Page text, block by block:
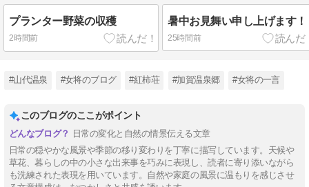
プランター野菜の収穫
2時間前
暑中お見舞い申し上げます！
25時間前
#山代温泉 #女将のブログ #紅柿荘 #加賀温泉郷 #女将の一言
このブログのここがポイント
日常の変化と自然の情景伝える文章
日常の穏やかな風景や季節の移り変わりを丁寧に描写しています。天候や
草花、暮らしの中の小さな出来事を巧みに表現し、読者に寄り添いながら
も洗練された表現を用いています。自然や家庭の風景に温もりを感じさせ